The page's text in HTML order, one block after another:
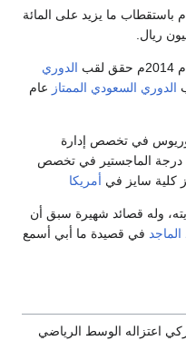
ما يزيد على المائة
الدوري
السعودي الممتازعام
في تخصص إدارة
الماجستير في تخصص
سايز في أمريكا
قصائد شهيرة سبق أن
في قصيدة ما أبي أسمع
تركي اعتزاله الوسط الرياضي